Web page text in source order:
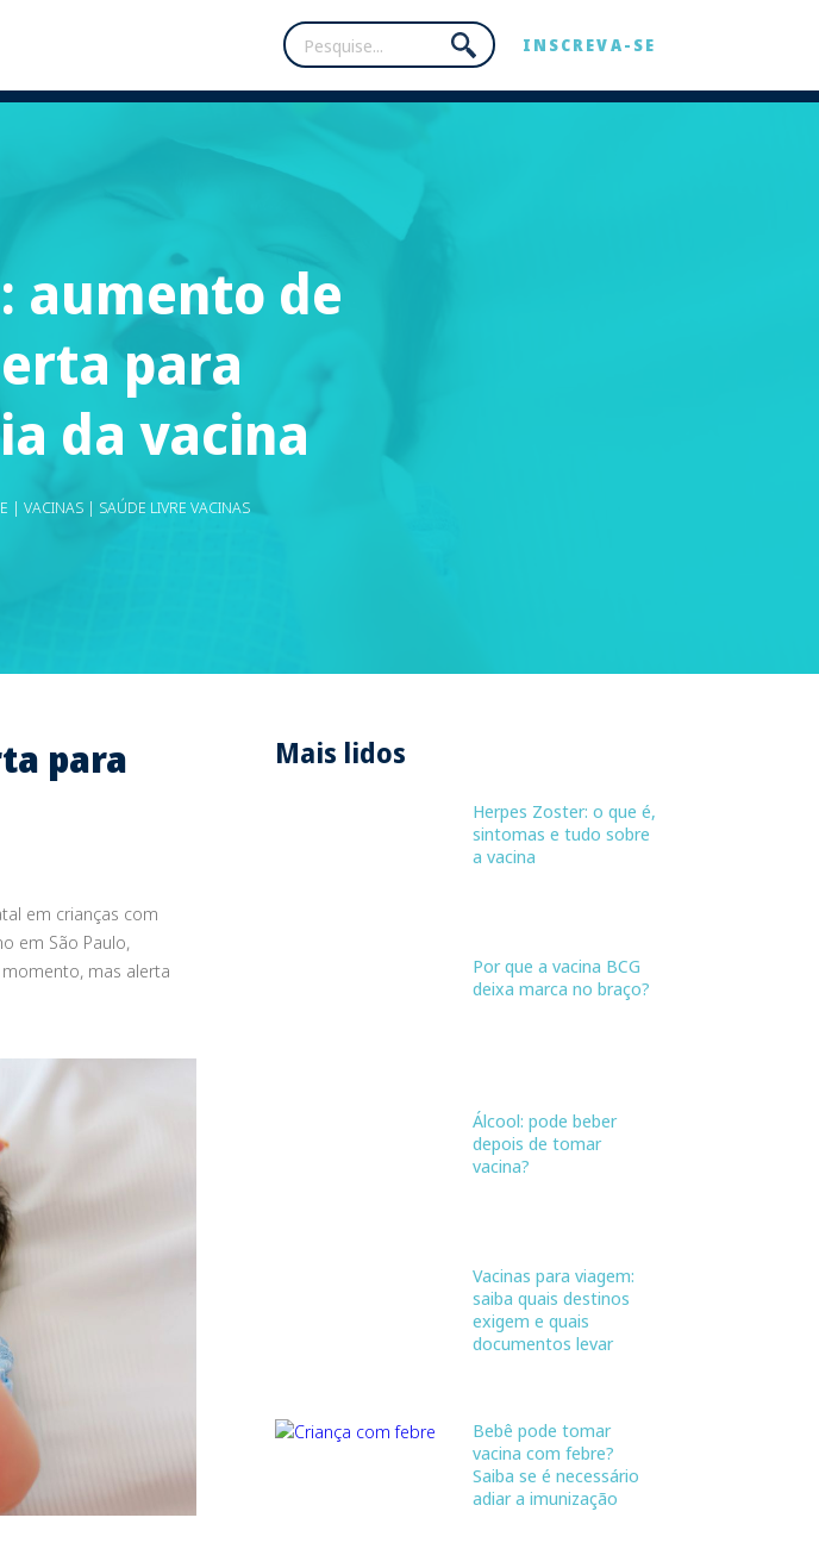
INSCREVA-SE
aumento de
para
da vacina
VACINAS | SAÚDE LIVRE VACINAS
para
em crianças com
em São Paulo,
mas alerta
Mais lidos
Herpes Zoster: o que é,
sintomas e tudo sobre
a vacina
Por que a vacina BCG
deixa marca no braço?
Álcool: pode beber
depois de tomar
vacina?
Vacinas para viagem:
saiba quais destinos
exigem e quais
documentos levar
Bebê pode tomar
vacina com febre?
Saiba se é necessário
adiar a imunização